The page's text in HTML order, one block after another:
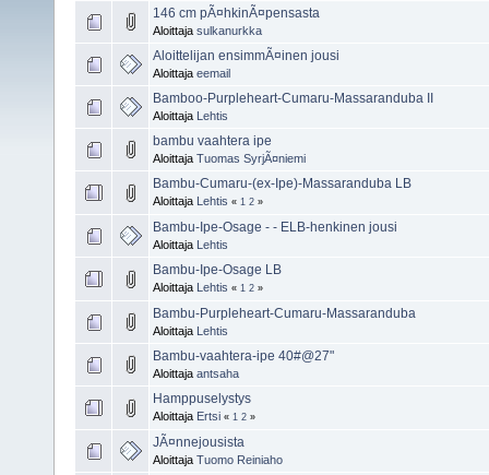
146 cm pÃ¤hkinÃ¤pensasta
Aloittaja sulkanurkka
Aloittelijan ensimmÃ¤inen jousi
Aloittaja eemail
Bamboo-Purpleheart-Cumaru-Massaranduba II
Aloittaja Lehtis
bambu vaahtera ipe
Aloittaja Tuomas SyrjÃ¤niemi
Bambu-Cumaru-(ex-Ipe)-Massaranduba LB
Aloittaja Lehtis « 1 2 »
Bambu-Ipe-Osage - - ELB-henkinen jousi
Aloittaja Lehtis
Bambu-Ipe-Osage LB
Aloittaja Lehtis « 1 2 »
Bambu-Purpleheart-Cumaru-Massaranduba
Aloittaja Lehtis
Bambu-vaahtera-ipe 40#@27"
Aloittaja antsaha
Hamppuselystys
Aloittaja Ertsi « 1 2 »
JÃ¤nnejousista
Aloittaja Tuomo Reiniaho